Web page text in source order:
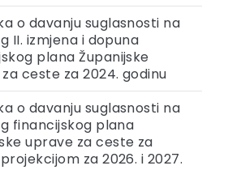
o davanju suglasnosti na
II. izmjena i dopuna
plana Županijske
ceste za 2024. godinu
o davanju suglasnosti na
financijskog plana
uprave za ceste za
za 2026. i 2027.